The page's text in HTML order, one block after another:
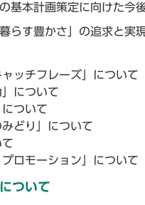
基本計画策定に向けた今
す豊かさ」の追求と実
ッチフレーズ」について
について
ついて
どり」について
ロモーション」について
ついて